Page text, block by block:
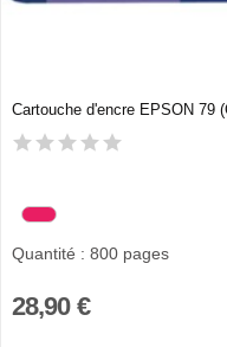
Cartouche d'encre EPSON 79
Quantité : 800 pages
28,90 €